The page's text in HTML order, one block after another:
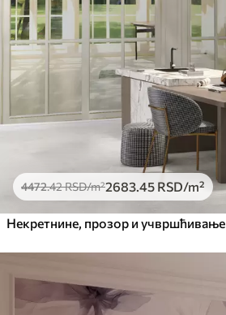
4472.42RSD/m²2683 .45 RSD/m²
Некретнине, прозор и учвршћивање